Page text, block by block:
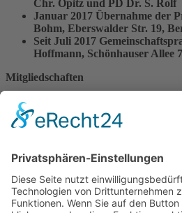
Chr. Opitz und PD Dr. S. Rolf
Januar 2017 Übernahme der
Bohm, Eberswalder Str. 19,
Seit Juli 2017
Hoffmann, Schönhauser Allee
Mitgliedschaften
Deutsche Gesellschaft für
Vita Dr. Peter Hoffmann
Studium der Humanmedizin
der FU Berlin
Staatsexamen im Jahre 2000